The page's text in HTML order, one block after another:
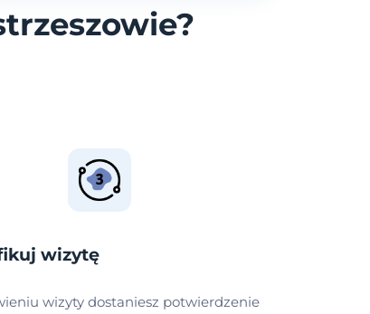
wizytę
wizyty dostaniesz potwierdzenie